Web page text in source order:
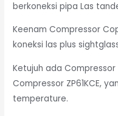
berkoneksi pipa Las
Keenam Compressor
koneksi las plus
Ketujuh ada Compressor
Compressor ZP61KCE,
temperature.